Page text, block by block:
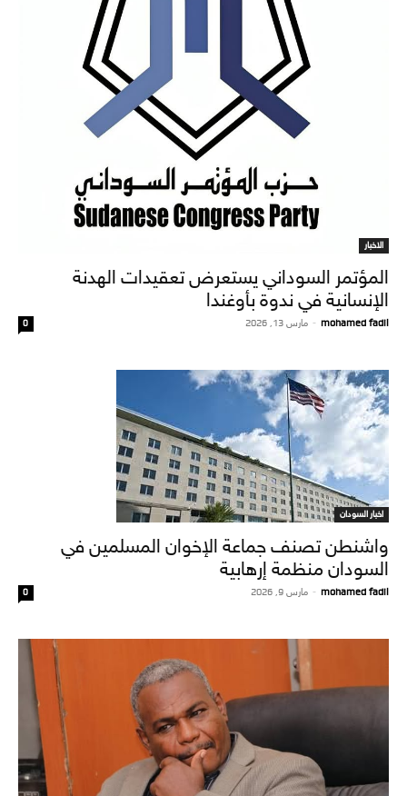
الاخبار
المؤتمر السوداني يستعرض تعقيدات الهدنة
الإنسانية في ندوة بأوغندا
mohamed fadil
- مارس 13, 2026 0
اخبار السودان
واشنطن تصنف جماعة الإخوان المسلمين في
السودان منظمة إرهابية
mohamed fadil
- مارس 9, 2026 0